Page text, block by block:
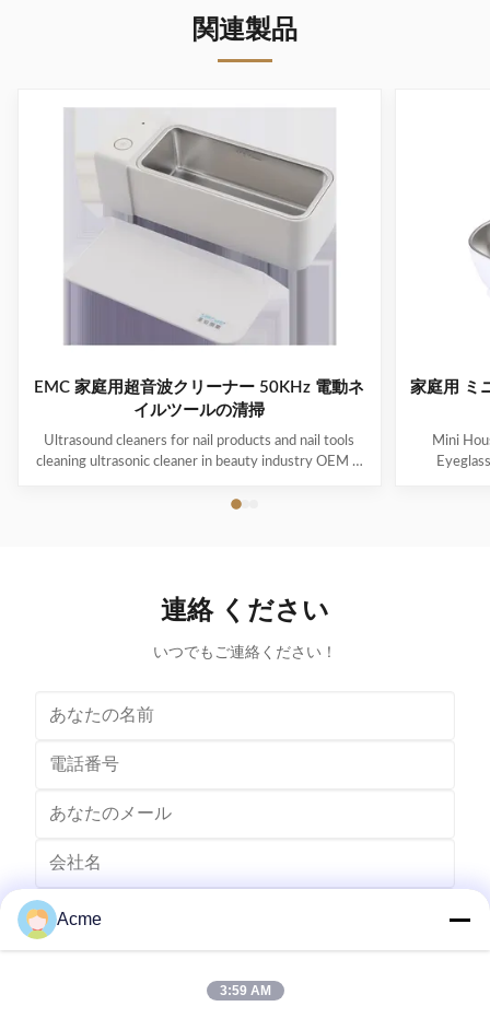
関連製品
EMC 家庭用超音波クリーナー 50KHz 電動ネ
イルツールの清掃
Ultrasound cleaners for nail products and nail tools
cleaning ultrasonic cleaner in beauty industry OEM &
Customer can choose the color! Ultrasonic cleaning is
appropriate for the item to be cleaned and the type of
soiling present
家庭用 ミ
Mini
連絡 ください
いつでもご連絡ください！
Acme
3:59 AM